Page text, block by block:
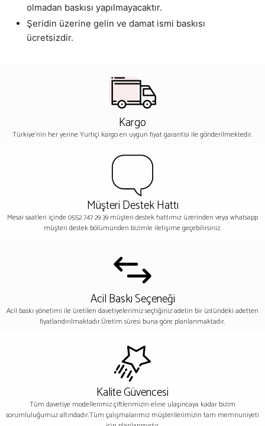
olmadan baskısı yapılmayacaktır.
Şeridin üzerine gelin ve damat ismi baskısı
ücretsizdir.
Kargo
Türkiye'nin her yerine Yurtiçi kargo en uygun fiyat garantisi ile gönderilmektedir.
Müşteri Destek Hattı
Mesai saatleri içinde 0552 747 29 39 müşteri destek hattımız üzerinden veya whatsapp
müşteri destek bölümünden bizimle iletişime geçebilirsiniz.
Acil Baskı Seçeneği
Acil baskı yönetimi ile üretilen davetiyelerimiz seçtiğiniz adetin bir üstündeki adetten
fiyatlandırılmaktadır.Üretim süresi buna göre planlanmaktadır.
Kalite Güvencesi
Tüm davetiye modellerimiz çiftlerimizin eline ulaşıncaya kadar bizim
sorumluluğumuz altındadır.Tüm çalışmalarımız müşterilerimizin tam memnuniyeti